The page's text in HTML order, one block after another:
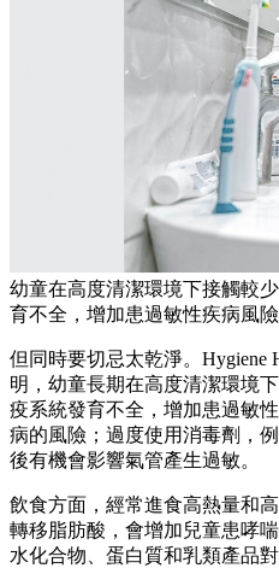
幼童在高度清潔環境下接觸較
育不全，增加患過敏性疾病風險
但同時要切忌太乾淨。Hygiene
明，幼童長期在高度清潔環境
疫系統發育不全，增加患過敏
病的風險；過度使用消毒劑，
後有機會影響氣管產生過敏。
飲食方面，經常進食高熱量和
轉移脂肪酸，會增加兒童患哮
水化合物、蛋白質和乳類產品